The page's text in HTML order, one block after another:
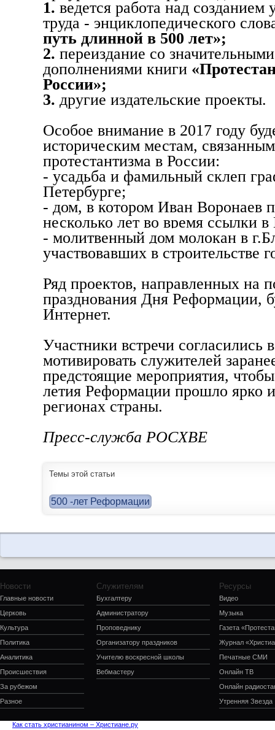
1. ведется работа над созданием
труда - энциклопедического
путь длинной в 500 лет»;
2. переиздание со
дополнениями книги
России»;
3. другие издательские проекты.
Особое внимание в 2017 году
историческим местам,
протестантизма в России:
- усадьба и фамильный склеп
Петербурге;
- дом, в котором Иван Воронаев
несколько лет во время ссылки в
- молитвенный дом молокан в
участвовавших в строительстве
Ряд проектов, направленных на
празднования Дня Реформации,
Интернет.
Участники встречи согласились
мотивировать служителей
предстоящие мероприятия,
летия Реформации прошло ярко
регионах страны.
Пресс-служба РОСХВЕ
Темы этой статьи
500 -лет Реформации
Новости
Главные новости
Церковь
Культура
Политика
Аналитика
Происшествия
За рубежом
Разное
Служителям
Бухгалтеру
Администратору
Проповеднику
Организатору праздников
Учителю воскресной школы
Вебмастеру
Ресурсы
Видео
Музыка
Газета
Журнал
Печатные СМИ
Онлайн ТВ
Онлайн
Утренняя Звезда
Как стать христианином – Христиане.ру